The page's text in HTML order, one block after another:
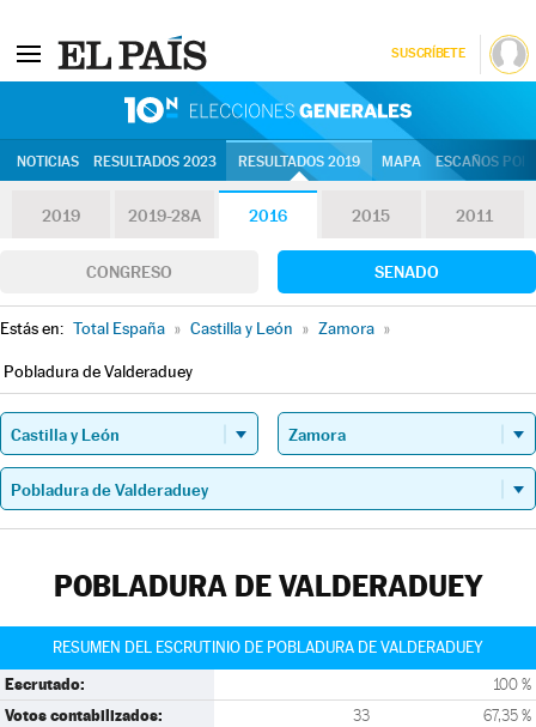
SUSCRÍBETE
NOTICIAS RESULTADOS 2023 RESULTADOS 2019 MAPA ESCAÑOS
2019 2019-28A 2016 2015 2011
CONGRESO SENADO
Estás en: Total España » Castilla y León » Zamora »
Pobladura de Valderaduey
POBLADURA DE VALDERADUEY
RESUMEN DEL ESCRUTINIO DE POBLADURA DE VALDERADUEY
Escrutado: 100 %
Votos contabilizados: 33 67,35 %